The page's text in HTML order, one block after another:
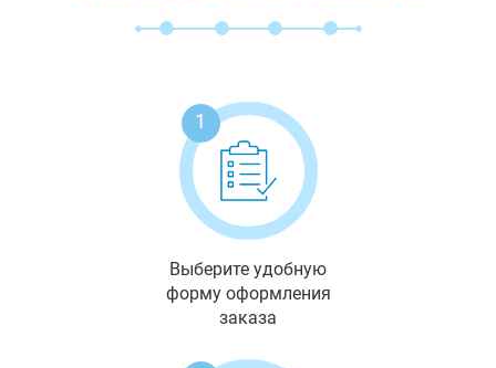
1
Выберите удобную
форму оформления
заказа